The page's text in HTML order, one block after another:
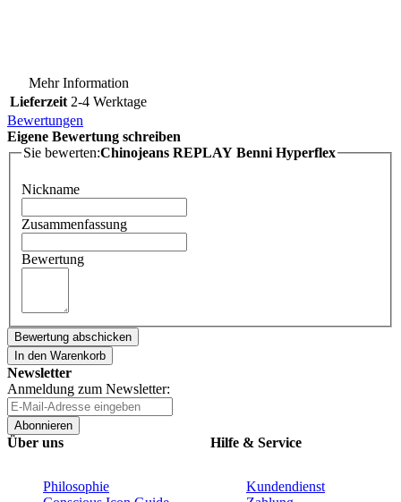
Mehr Information
Lieferzeit 2-4 Werktage
Bewertungen
Eigene Bewertung schreiben
Sie bewerten:Chinojeans REPLAY Benni Hyperflex
Nickname
Zusammenfassung
Bewertung
Bewertung abschicken
In den Warenkorb
Newsletter
Anmeldung zum Newsletter:
Abonnieren
Über uns
Philosophie
Hilfe & Service
Kundendienst